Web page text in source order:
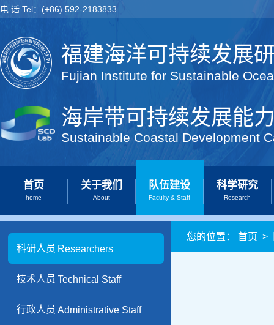
电 话 Tel：(+86) 592-2183833
福建海洋可持续发展
Fujian Institute for Sustainable
海岸带可持续发展能
Sustainable Coastal Development
首页
home
关于我们
About
队伍建设
Faculty & Staff
科学研究
Research
科研人员 Researchers
技术人员 Technical Staff
行政人员 Administrative Staff
您的位置： 首页 >